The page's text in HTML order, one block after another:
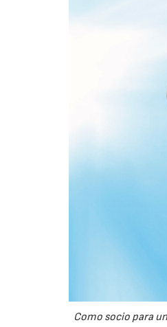
Como socio para